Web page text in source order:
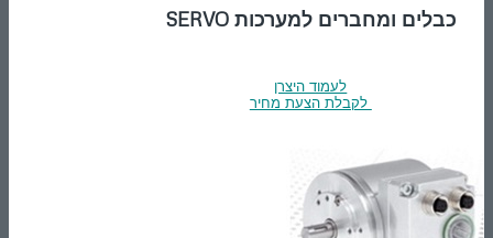
כבלים ומחברים למערכות SERVO
לעמוד היצרן
לקבלת הצעת מחיר